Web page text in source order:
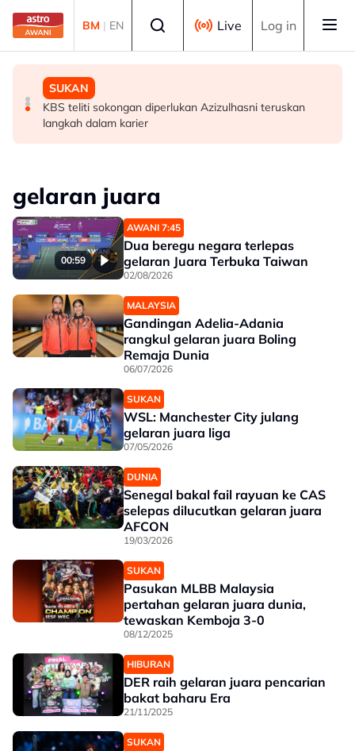
Skip to main content
BM | EN Live Log in
MALAYSIA
Ismail terajui tiga portfolio pentadbiran kerajaan Negeri
Sembilan
MALAYSIA
PM Anwar makan tengah hari, santuni masyarakat di
restoran salai Alor Gajah
SUKAN
KBS teliti sokongan diperlukan Azizulhasni teruskan
langkah dalam karier
gelaran juara
00:59
AWANI 7:45
Dua beregu negara terlepas
gelaran Juara Terbuka Taiwan
02/08/2026
MALAYSIA
Gandingan Adelia-Adania
rangkul gelaran juara Boling
Remaja Dunia
06/07/2026
SUKAN
WSL: Manchester City julang
gelaran juara liga
07/05/2026
DUNIA
Senegal bakal fail rayuan ke CAS
selepas dilucutkan gelaran juara
AFCON
19/03/2026
SUKAN
Pasukan MLBB Malaysia
pertahan gelaran juara dunia,
tewaskan Kemboja 3-0
08/12/2025
HIBURAN
DER raih gelaran juara pencarian
bakat baharu Era
21/11/2025
SUKAN